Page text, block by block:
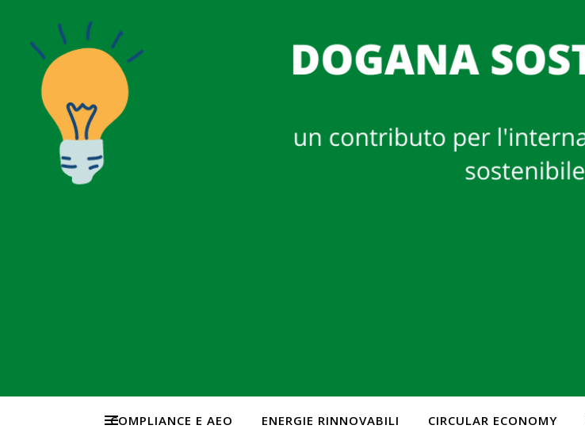
COMPLIANCE E AEO ENERGIE RINNOVABILI CIRCULAR ECONOMY